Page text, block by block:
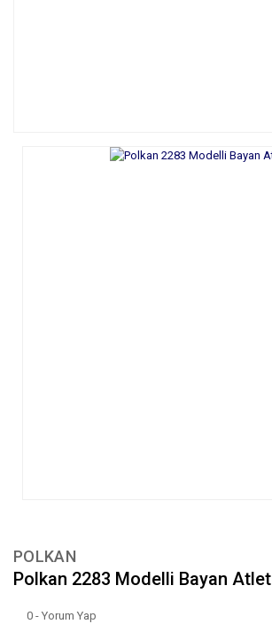
POLKAN
Polkan 2283 Modelli Bayan Atlet
0 - Yorum Yap